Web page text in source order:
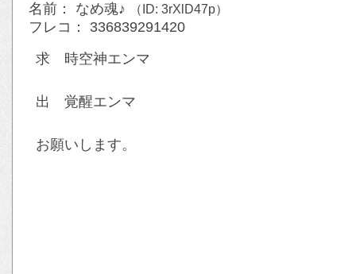
名前： なめ魂♪
（ID: 3rXlD47p）
フレコ： 336839291420
求 時空神エンマ
出 覚醒エンマ
お願いします。